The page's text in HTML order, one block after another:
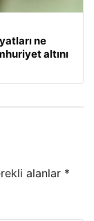
ne
altını
alanlar *